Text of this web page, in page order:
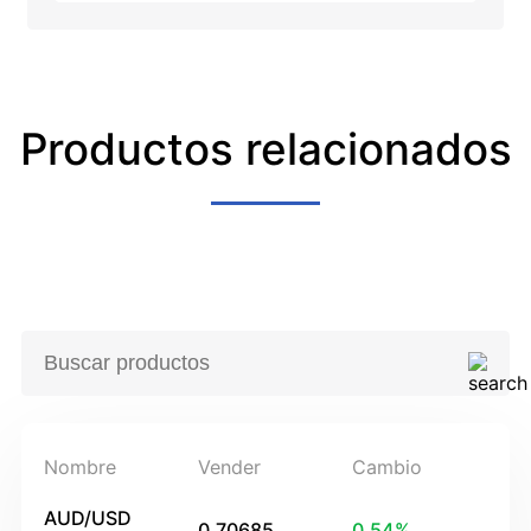
Productos relacionados
Nombre Vender Cambio
AUD/USD